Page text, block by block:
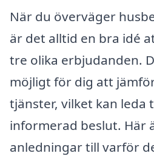
När du överväger
är det alltid en bra idé
tre olika erbjudanden.
möjligt för dig att
tjänster, vilket kan leda
informerad beslut. Här
anledningar till varför